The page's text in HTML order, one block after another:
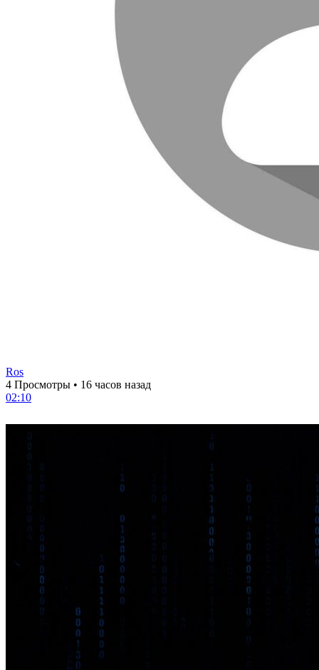
Ros
4 Просмотры • 16 часов назад
02:10